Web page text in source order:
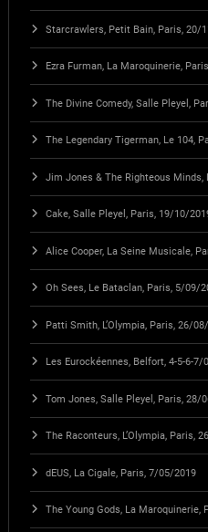
Starcrawlers, Petit Bain, Paris, 20/
Ezra Furman, La Maroquinerie,
The Divine Comedy, Salle Pleyel,
The Legendary Tigerman, Le 104,
Jim Jones & The Righteous Minds,
Cake, Salle Pleyel, Paris, 19/10/
Alice Cooper, La Seine Musicale,
Oh Sees, Le Bataclan, Paris, 5/09/
Patti Smith, L’Olympia, Paris, 26/
Les Eurockéennes, Belfort, 4-5-6-7/
Tom Jones, Salle Pleyel, Paris, 28/
The Raconteurs, L’Olympia, Paris,
dEUS, La Cigale, Paris, 7/05/2019
The Young Gods, La Maroquinerie,